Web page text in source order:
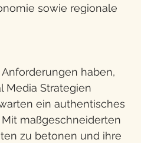
sowie regionale
haben,
Media Strategien
ein authentisches
maßgeschneiderten
zu betonen und ihre